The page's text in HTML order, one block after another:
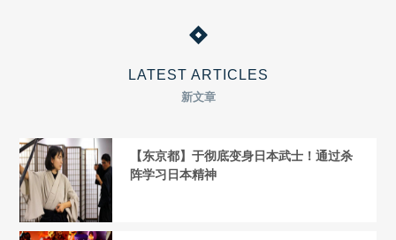
LATEST ARTICLES
新文章
【东京都】于彻底变身日本武士！通过杀
阵学习日本精神